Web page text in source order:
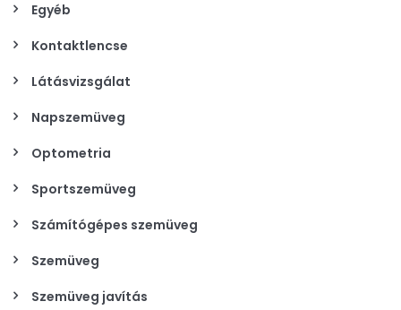
Egyéb
Kontaktlencse
Látásvizsgálat
Napszemüveg
Optometria
Sportszemüveg
Számítógépes szemüveg
Szemüveg
Szemüveg javítás